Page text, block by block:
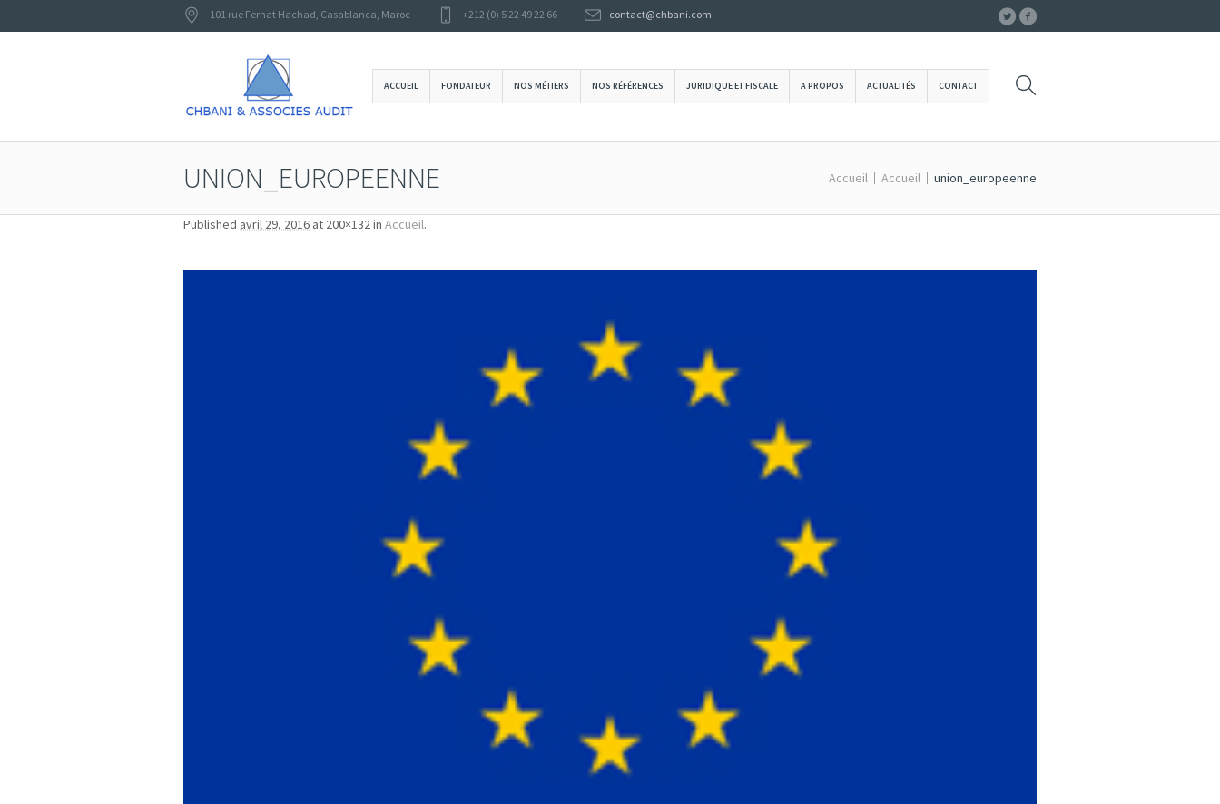
101 rue Ferhat Hachad, Casablanca, Maroc +212 (0) 5 22 49 22 66 contact@chbani.com
ACCUEIL FONDATEUR NOS MÉTIERS NOS RÉFÉRENCES JURIDIQUE ET FISCALE A PROPOS ACTUALITÉS CONTACT
UNION_EUROPEENNE Accueil Accueil union_europeenne
Published avril 29, 2016 at 200×132 in Accueil.